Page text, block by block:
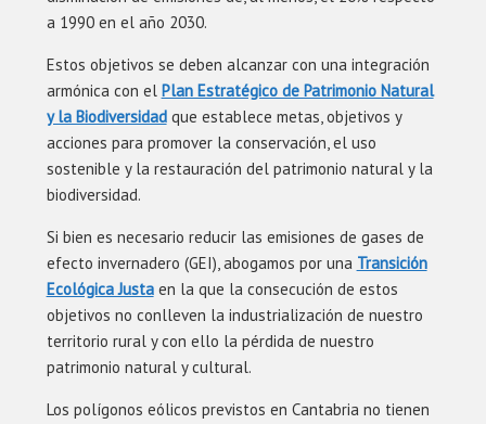
a 1990 en el año 2030.
Estos objetivos se deben alcanzar con una integración
armónica con el Plan Estratégico de Patrimonio Natural
y la Biodiversidadque establece metas, objetivos y
acciones para promover la conservación, el uso
sostenible y la restauración del patrimonio natural y la
biodiversidad.
Si bien es necesario reducir las emisiones de gases de
efecto invernadero (GEI), abogamos por una Transición
Ecológica Justa en la que la consecución de estos
objetivos no conlleven la industrialización de nuestro
territorio rural y con ello la pérdida de nuestro
patrimonio natural y cultural.
Los polígonos eólicos previstos en Cantabria no tienen